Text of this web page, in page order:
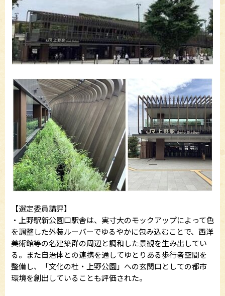
【選定委員講評】
・上野駅新公園口駅舎は、実寸大のモックアップによって色
を調整した外装ルーバーでゆるやかに包み込むことで、西洋
美術館等の名建築群の周辺と調和した景観を生み出してい
る。また自治体との連携を通してゆとりある歩行者空間を
整備し、「文化の杜・上野公園」への玄関口としての都市
環境を創出していることも評価された。